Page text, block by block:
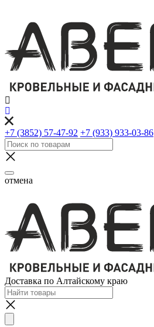
+7 (3852) 57-47-92 +7 (933) 933-03-86
отмена
Доставка по Алтайскому краю